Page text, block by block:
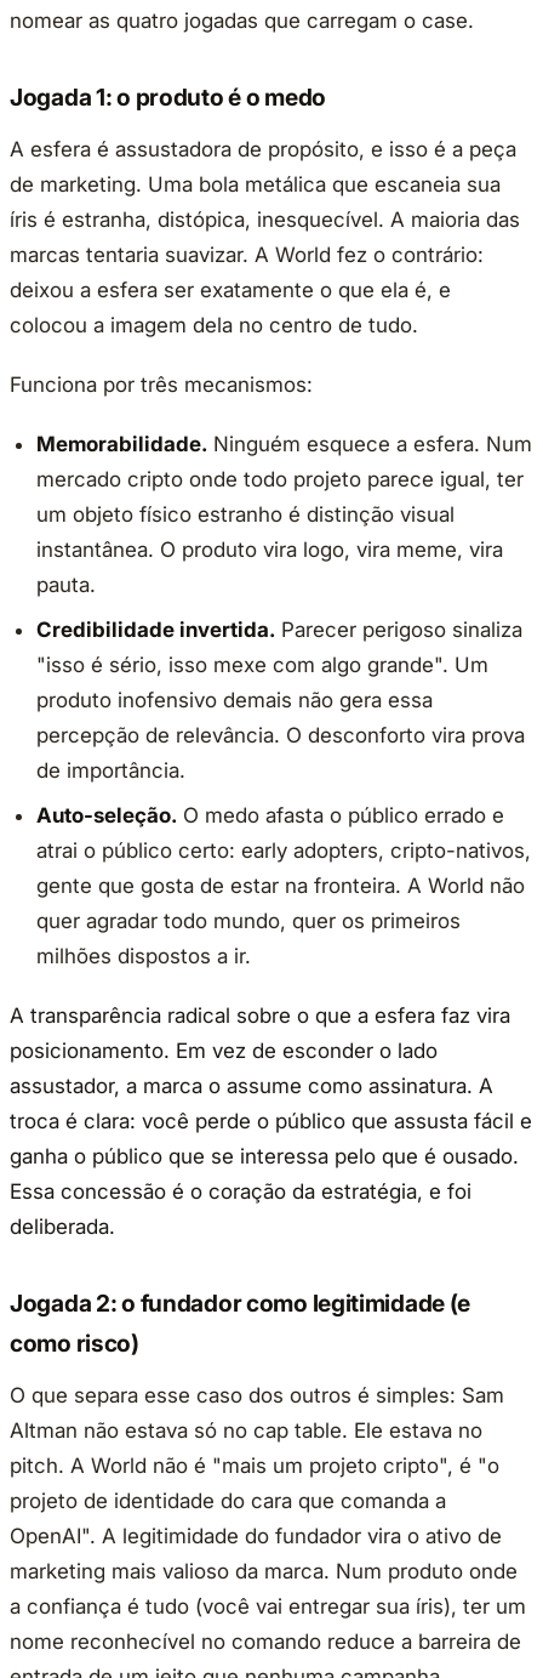
nomear as quatro jogadas que carregam o case.
Jogada 1: o produto é o medo
A esfera é assustadora de propósito, e isso é a peça
de marketing. Uma bola metálica que escaneia sua
íris é estranha, distópica, inesquecível. A maioria das
marcas tentaria suavizar. A World fez o contrário:
deixou a esfera ser exatamente o que ela é, e
colocou a imagem dela no centro de tudo.
Funciona por três mecanismos:
Memorabilidade. Ninguém esquece a esfera. Num
mercado cripto onde todo projeto parece igual, ter
um objeto físico estranho é distinção visual
instantânea. O produto vira logo, vira meme, vira
pauta.
Credibilidade invertida. Parecer perigoso sinaliza
"isso é sério, isso mexe com algo grande". Um
produto inofensivo demais não gera essa
percepção de relevância. O desconforto vira prova
de importância.
Auto-seleção. O medo afasta o público errado e
atrai o público certo: early adopters, cripto-nativos,
gente que gosta de estar na fronteira. A World não
quer agradar todo mundo, quer os primeiros
milhões dispostos a ir.
A transparência radical sobre o que a esfera faz vira
posicionamento. Em vez de esconder o lado
assustador, a marca o assume como assinatura. A
troca é clara: você perde o público que assusta fácil e
ganha o público que se interessa pelo que é ousado.
Essa concessão é o coração da estratégia, e foi
deliberada.
Jogada 2: o fundador como legitimidade (e
como risco)
O que separa esse caso dos outros é simples: Sam
Altman não estava só no cap table. Ele estava no
pitch. A World não é "mais um projeto cripto", é "o
projeto de identidade do cara que comanda a
OpenAI". A legitimidade do fundador vira o ativo de
marketing mais valioso da marca. Num produto onde
a confiança é tudo (você vai entregar sua íris), ter um
nome reconhecível no comando reduce a barreira de